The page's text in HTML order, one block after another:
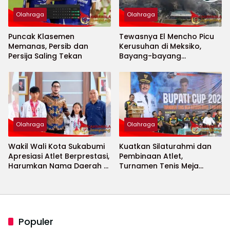
Olahraga
Puncak Klasemen
Memanas, Persib dan
Persija Saling Tekan
Olahraga
Tewasnya El Mencho Picu
Kerusuhan di Meksiko,
Bayang-bayang
2026 Menguat
Olahraga
Wakil Wali Kota Sukabumi
Apresiasi Atlet Berprestasi,
Harumkan Nama Daerah di
Olahraga
Kuatkan Silaturahmi dan
Pembinaan Atlet,
Turnamen Tenis Meja
Populer